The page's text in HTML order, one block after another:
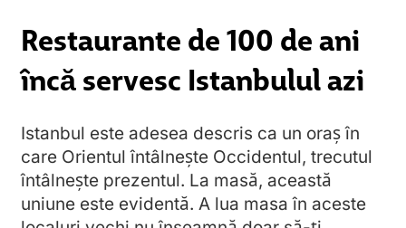
Restaurante de 100 de ani
încă servesc Istanbulul azi
Istanbul este adesea descris ca un oraș în
care Orientul întâlnește Occidentul, trecutul
întâlnește prezentul. La masă, această
uniune este evidentă. A lua masa în aceste